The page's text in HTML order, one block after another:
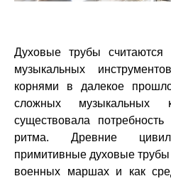
Духовые трубы
музыкальных
корнями в далекое
сложных музыкальных
существовала
ритма. Древние
примитивные духовые трубы
военных маршах и как